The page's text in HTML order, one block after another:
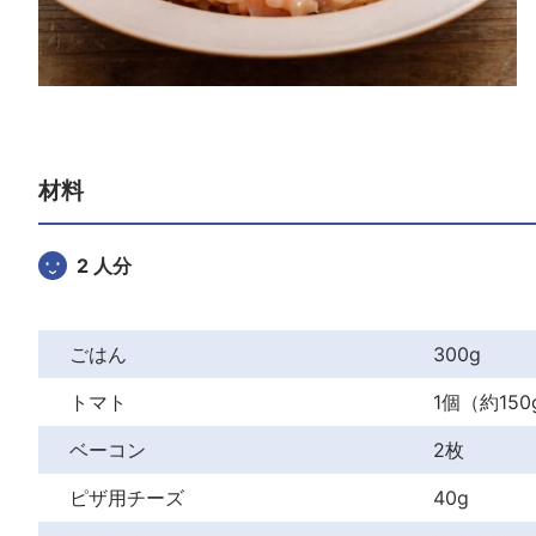
材料
2 人分
ごはん
300g
トマト
1個（約
ベーコン
2枚
ピザ用チーズ
40g